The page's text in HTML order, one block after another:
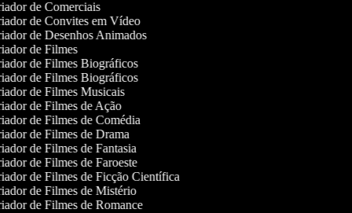
de Comerciais
de Convites em Vídeo
de Desenhos Animados
de Filmes
de Filmes Biográficos
de Filmes Biográficos
de Filmes Musicais
de Filmes de Ação
de Filmes de Comédia
de Filmes de Drama
de Filmes de Fantasia
de Filmes de Faroeste
de Filmes de Ficção Científica
de Filmes de Mistério
de Filmes de Romance